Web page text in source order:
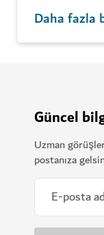
Daha fazla
Güncel
Uzman
postanıza